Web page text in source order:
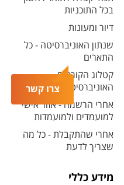
צרו קשר
בכל התוכניות
דיור ומעונות
שנתון האוניברסיטה - כל
התארים
קטלוג הקורסים
האוניברסיטאי
אחרי הרשמה - אזור אישי
למועמדים ולמועמדות
אחרי שהתקבלת - כל מה
שצריך לדעת
מידע כללי